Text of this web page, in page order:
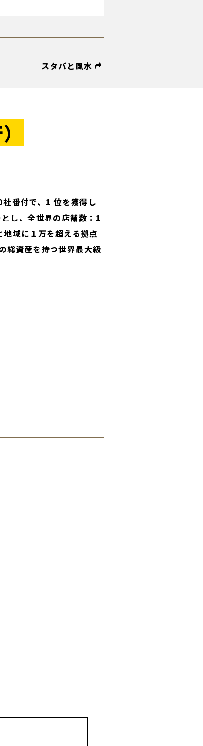
スタバと風水
番付で、1 位を獲得し
し、全世界の店舗数：1
域に１万を超える拠点
資産を持つ世界最大級